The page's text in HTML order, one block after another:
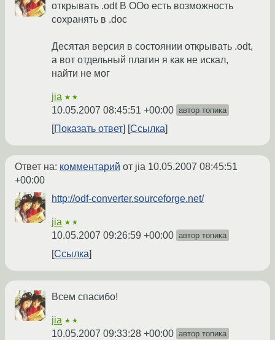
открывать .odt В OOo есть возможность
сохранять в .doc
Десятая версия в состоянии открывать .odt,
а вот отдельный плагин я как не искал,
найти не мог
jia ★★
10.05.2007 08:45:51 +00:00 автор топика
Показать ответ Ссылка
Ответ на: комментарий от jia 10.05.2007 08:45:51
+00:00
http://odf-converter.sourceforge.net/
jia ★★
10.05.2007 09:26:59 +00:00 автор топика
Ссылка
Всем спасибо!
jia ★★
10.05.2007 09:33:28 +00:00 автор топика